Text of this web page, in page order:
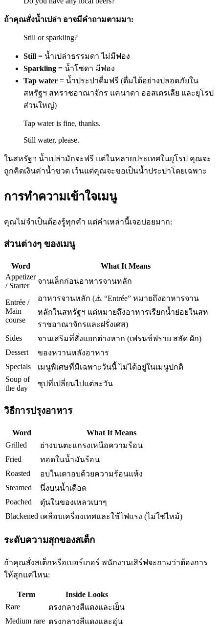
ถ้าคุณสั่งน้ำเปล่า อาจมีคำถามตามมา:
Still or sparkling?
Still = น้ำเปล่าธรรมดา ไม่มีฟอง
Sparkling = น้ำโซดา มีฟอง
Tap water = น้ำประปาดื่มฟรี (ดื่มได้อย่างปลอดภัยใน
สหรัฐฯ สหราชอาณาจักร แคนาดา ออสเตรเลีย และยุโรป
ส่วนใหญ่)
Tap water is fine, thanks.
Still water, please.
ในสหรัฐฯ น้ำเปล่ามักจะฟรี แต่ในหลายประเทศในยุโรป คุณจะ
ถูกคิดเงินค่าน้ำขวด เว้นแต่คุณจะขอเป็นน้ำประปาโดยเฉพาะ
การทำความเข้าใจเมนู
คุณไม่จำเป็นต้องรู้ทุกคำ แต่คำเหล่านี้เจอบ่อยมาก:
ส่วนต่างๆ ของเมนู
Word
What It Means
Appetizer
/ Starter
จานเล็กก่อนอาหารจานหลัก
Entrée /
Main
course
อาหารจานหลัก (⚠️ “Entrée” หมายถึงอาหารจาน
หลักในสหรัฐฯ แต่หมายถึงอาหารเรียกน้ำย่อยในสห
ราชอาณาจักรและฝรั่งเศส)
Sides
จานเสริมที่สั่งแยกต่างหาก (เฟรนช์ฟราย สลัด ผัก)
Dessert
ของหวานหลังอาหาร
Specials
เมนูพิเศษที่มีเฉพาะวันนี้ ไม่ได้อยู่ในเมนูปกติ
Soup of
the day
ซุปที่เปลี่ยนไปแต่ละวัน
วิธีการปรุงอาหาร
Word
What It Means
Grilled
ย่างบนตะแกรงเหนือความร้อน
Fried
ทอดในน้ำมันร้อน
Roasted
อบในเตาอบด้วยความร้อนแห้ง
Steamed
นึ่งบนน้ำเดือด
Poached
ตุ๋นในของเหลวเบาๆ
Blackened เคลือบเครื่องเทศและใช้ไฟแรง (ไม่ใช่ไหม้)
ระดับความสุกของสเต็ก
ถ้าคุณสั่งสเต็กหรือเบอร์เกอร์ พนักงานเสิร์ฟจะถามว่าต้องการ
ให้สุกแค่ไหน:
Term
Inside Looks
Rare
ตรงกลางสีแดงและเย็น
Medium rare ตรงกลางสีแดงและอุ่น